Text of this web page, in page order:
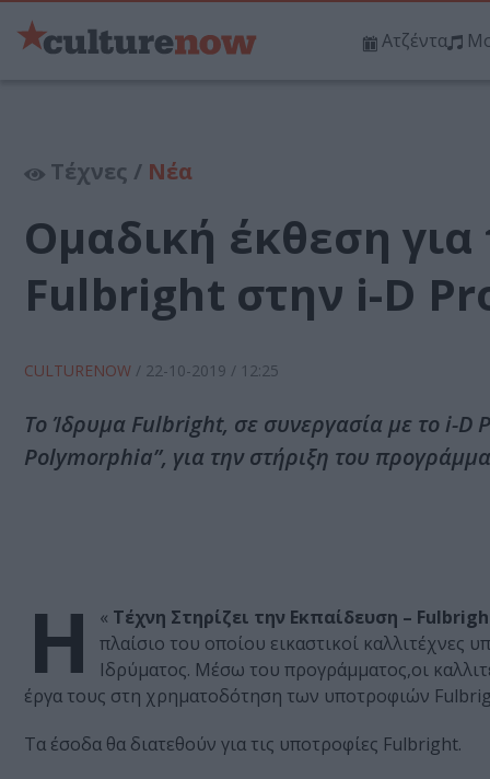
Ατζέντα
Τέχνες / Νέα
Ομαδική έκθεση για
Fulbright στην i-D
CULTURENOW / 22-10-2019 / 12:25
Το Ίδρυμα Fulbright, σε συνεργασία με το i-
Polymorphia”, για την στήριξη του
«
Η Τέχνη Στηρίζει την Εκπαίδευση –
πλαίσιο του οποίου εικαστικοί
Ιδρύματος. Μέσω του προγράμματος,οι
έργα τους στη χρηματοδότηση των υποτροφιών
Τα έσοδα θα διατεθούν για τις υποτροφίες Fulbright.